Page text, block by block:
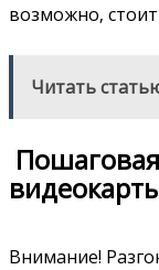
возможно‚
Читать
Внимание!